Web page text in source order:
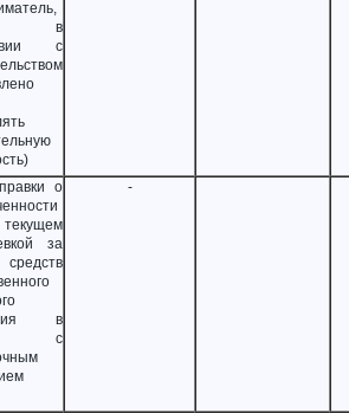
в
с
о
текущем
за
в
с
-